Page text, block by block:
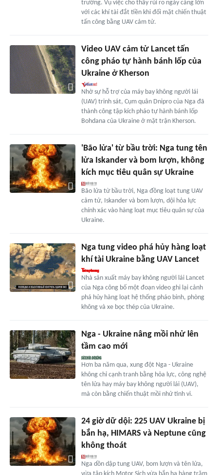
trường. Vụ việc cho thấy rủi ro ngày càng lớn
với các khí tài đắt tiền khi đối mặt chiến thuật
tấn công bằng UAV cảm tử.
Video UAV cảm tử Lancet tấn
công pháo tự hành bánh lốp của
Ukraine ở Kherson
Nhờ sự hỗ trợ của máy bay không người lái
(UAV) trinh sát, Cụm quân Dnipro của Nga đã
thành công tập kích pháo tự hành bánh lốp
Bohdana của Ukraine ở mặt trận Kherson.
'Bão lửa' từ bầu trời: Nga tung tên
lửa Iskander và bom lượn, không
kích mục tiêu quân sự Ukraine
Bão lửa từ bầu trời, Nga đồng loạt tung UAV
cảm tử, Iskander và bom lượn, dội hỏa lực
chính xác vào hàng loạt mục tiêu quân sự của
Ukraine.
Nga tung video phá hủy hàng loạt
khí tài Ukraine bằng UAV Lancet
Nhà sản xuất máy bay không người lái Lancet
của Nga công bố một đoạn video ghi lại cảnh
phá hủy hàng loạt hệ thống pháo binh, phòng
không và xe bọc thép của Ukraine.
Nga - Ukraine nâng mồi nhử lên
tầm cao mới
Hơn ba năm qua, xung đột Nga - Ukraine
không chỉ cạnh tranh bằng hỏa lực, công nghệ
tên lửa hay máy bay không người lái (UAV),
mà còn bằng chiến thuật mồi nhử tinh vi.
24 giờ dữ dội: 225 UAV Ukraine bị
bắn hạ, HIMARS và Neptune cũng
không thoát
Nga dồn dập tung UAV, bom lượn và tên lửa,
vừa tập kích Motor Sich vừa bắn hạ hàng trăm